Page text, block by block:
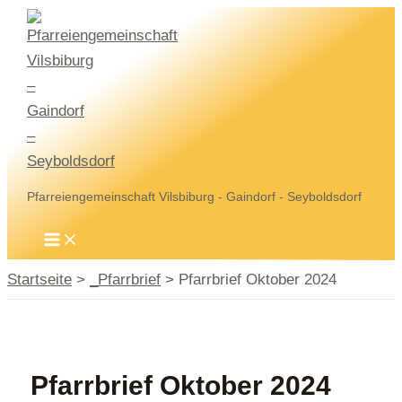
Zum
Inhalt
springen
Pfarreiengemeinschaft Vilsbiburg - Gaindorf - Seyboldsdorf
MAIN
MENU
Startseite _Pfarrbrief Pfarrbrief Oktober 2024
Pfarrbrief Oktober 2024